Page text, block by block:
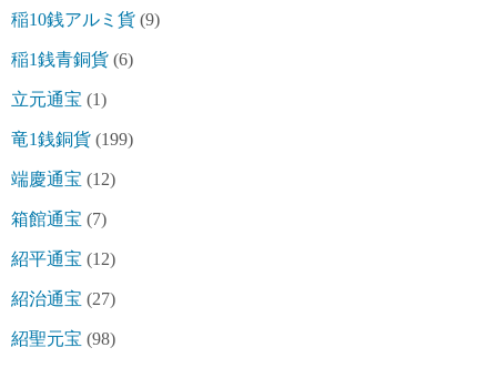
稲10銭アルミ貨 (9)
稲1銭青銅貨 (6)
立元通宝 (1)
竜1銭銅貨 (199)
端慶通宝 (12)
箱館通宝 (7)
紹平通宝 (12)
紹治通宝 (27)
紹聖元宝 (98)